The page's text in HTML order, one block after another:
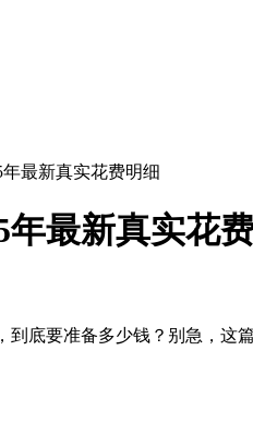
最新真实花费明细
最新真实花
底要准备多少钱？别急，这